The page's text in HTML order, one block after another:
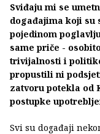
Sviđaju mi se
događajima koji su
pojedinom
same priče -
trivijalnosti i
propustili ni
zatvoru potekla od
postupke
Svi su događaji